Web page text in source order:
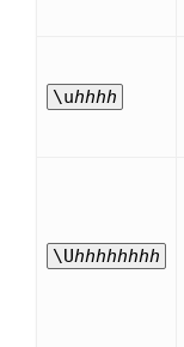
\uhhhh
\Uhhhhhhhh